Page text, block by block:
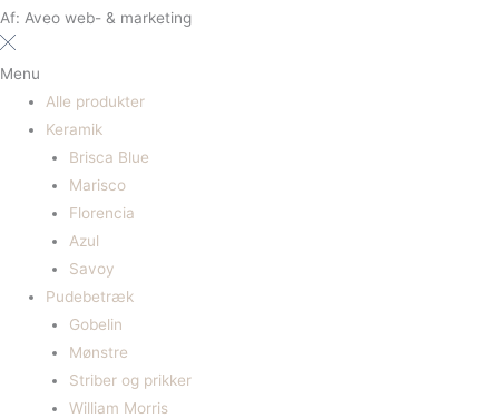
Af: Aveo web- & marketing
Menu
Alle produkter
Keramik
Brisca Blue
Marisco
Florencia
Azul
Savoy
Pudebetræk
Gobelin
Mønstre
Striber og prikker
William Morris